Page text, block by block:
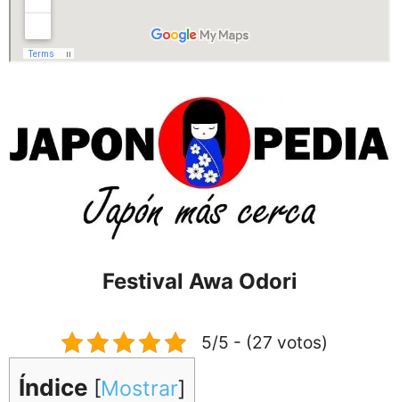
Festival Awa Odori
5/5 - (27 votos)
Índice [Mostrar]